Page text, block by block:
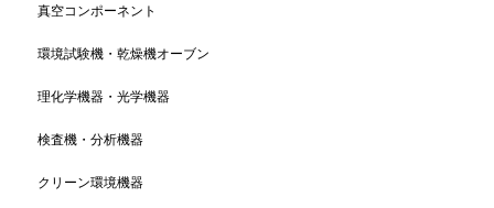
真空コンポーネント
環境試験機・乾燥機オーブン
理化学機器・光学機器
検査機・分析機器
クリーン環境機器